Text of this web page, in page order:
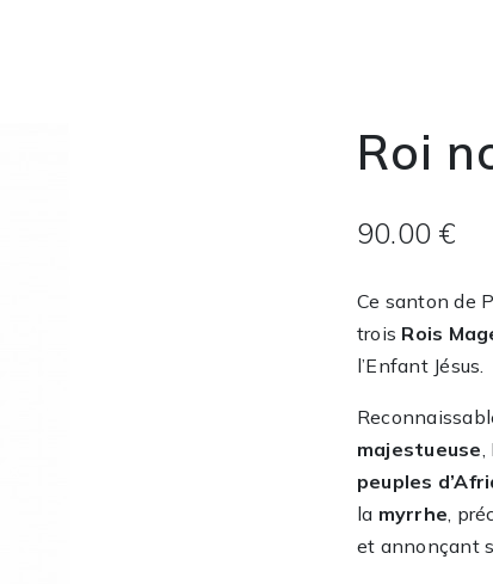
Roi
90.00 €
Ce santon de
trois Rois
l’Enfant Jésus.
majestueuse,
peuples
la myrrhe,
et annonçant